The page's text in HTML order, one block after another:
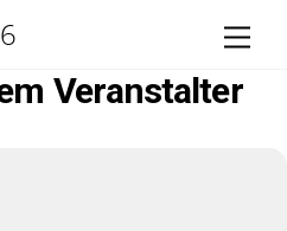
Veranstalter